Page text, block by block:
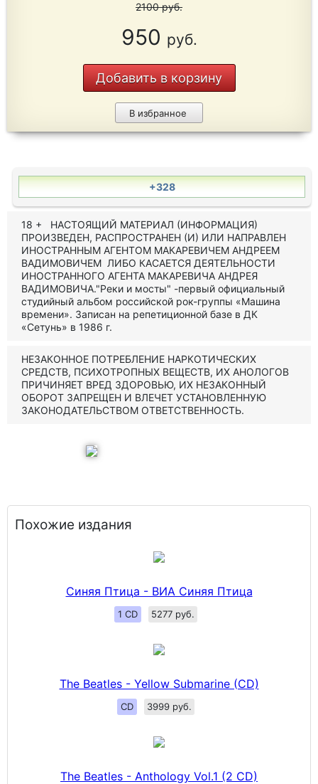
2100руб.
950 руб.
Добавить в корзину
В избранное
+328
18 + НАСТОЯЩИЙ МАТЕРИАЛ (ИНФОРМАЦИЯ)
ПРОИЗВЕДЕН, РАСПРОСТРАНЕН (И) ИЛИ НАПРАВЛЕН
ИНОСТРАННЫМ АГЕНТОМ МАКАРЕВИЧЕМ АНДРЕЕМ
ВАДИМОВИЧЕМ ЛИБО КАСАЕТСЯ ДЕЯТЕЛЬНОСТИ
ИНОСТРАННОГО АГЕНТА МАКАРЕВИЧА АНДРЕЯ
ВАДИМОВИЧА."Реки и мосты" -первый официальный
студийный альбом российской рок-группы «Машина
времени». Записан на репетиционной базе в ДК
«Сетунь» в 1986 г.
НЕЗАКОННОЕ ПОТРЕБЛЕНИЕ НАРКОТИЧЕСКИХ
СРЕДСТВ, ПСИХОТРОПНЫХ ВЕЩЕСТВ, ИХ АНОЛОГОВ
ПРИЧИНЯЕТ ВРЕД ЗДОРОВЬЮ, ИХ НЕЗАКОННЫЙ
ОБОРОТ ЗАПРЕЩЕН И ВЛЕЧЕТ УСТАНОВЛЕННУЮ
ЗАКОНОДАТЕЛЬСТВОМ ОТВЕТСТВЕННОСТЬ.
Похожие издания
Синяя Птица - ВИА Синяя Птица
1 CD 5277 руб.
The Beatles - Yellow Submarine (CD)
CD 3999 руб.
The Beatles - Anthology Vol.1 (2 CD)